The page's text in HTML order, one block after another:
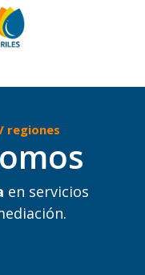
regiones
en servicios